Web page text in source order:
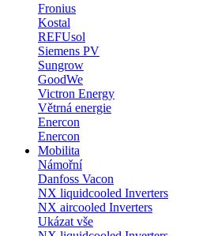
Fronius
Kostal
REFUsol
Siemens PV
Sungrow
GoodWe
Victron Energy
Větrná energie
Enercon
Enercon
Mobilita
Námořní
Danfoss Vacon
NX liquidcooled Inverters
NX aircooled Inverters
Ukázat vše